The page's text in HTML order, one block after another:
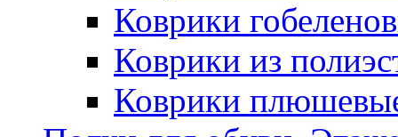
Коврики
Коврики из
Коврики